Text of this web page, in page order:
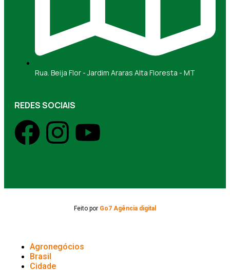
Rua. Beija Flor - Jardim Araras Alta Floresta - MT
REDES SOCIAIS
Feito por Go7 Agência digital
Agronegócios
Brasil
Cidade